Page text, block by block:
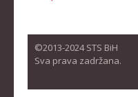
©2013-2024 STS BiH
Sva prava zadržana.